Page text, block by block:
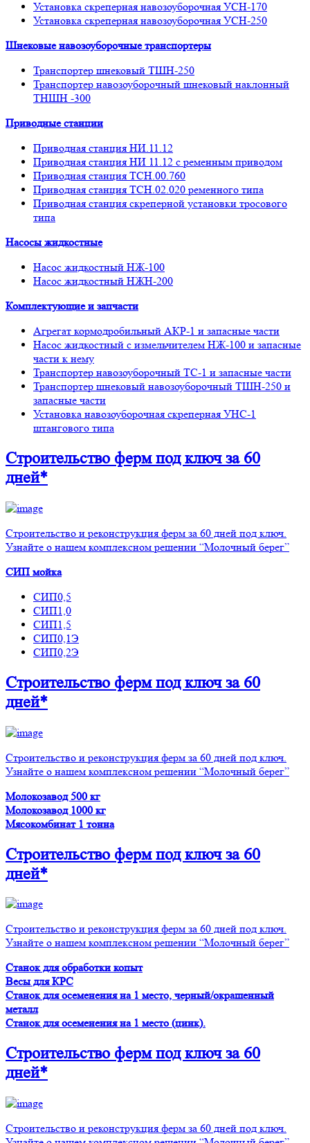
Установка скреперная навозоуборочная УСН-170
Установка скреперная навозоуборочная УСН-250
Шнековые навозоуборочные транспортеры
Транспортер шнековый ТШН-250
Транспортер навозоуборочный шнековый наклонный
ТНШН -300
Приводные станции
Приводная станция НИ.11.12
Приводная станция НИ 11.12 с ременным приводом
Приводная станция ТСН.00.760
Приводная станция ТСН.02.020 ременного типа
Приводная станция скреперной установки тросового
типа
Насосы жидкостные
Насос жидкостный НЖ-100
Насос жидкостный НЖН-200
Комплектующие и запчасти
Агрегат кормодробильный АКР-1 и запасные части
Насос жидкостный с измельчителем НЖ-100 и запасные
части к нему
Транспортер навозоуборочный ТС-1 и запасные части
Транспортер шнековый навозоуборочный ТШН-250 и
запасные части
Установка навозоуборочная скреперная УНС-1
штангового типа
Строительство фермпод ключ за 60
дней*
Строительство и реконструкция ферм за 60 дней под ключ.
Узнайте о нашем комплексном решении “Молочный берег”
СИП мойка
СИП0,5
СИП1,0
СИП1,5
СИП0,1Э
СИП0,2Э
Строительство фермпод ключ за 60
дней*
Строительство и реконструкция ферм за 60 дней под ключ.
Узнайте о нашем комплексном решении “Молочный берег”
Молокозавод 500 кг
Молокозавод 1000 кг
Мясокомбинат 1 тонна
Строительство фермпод ключ за 60
дней*
Строительство и реконструкция ферм за 60 дней под ключ.
Узнайте о нашем комплексном решении “Молочный берег”
Станок для обработки копыт
Весы для КРС
Станок для осеменения на 1 место, черный/окрашенный
металл
Станок для осеменения на 1 место (цинк).
Строительство фермпод ключ за 60
дней*
Строительство и реконструкция ферм за 60 дней под ключ.